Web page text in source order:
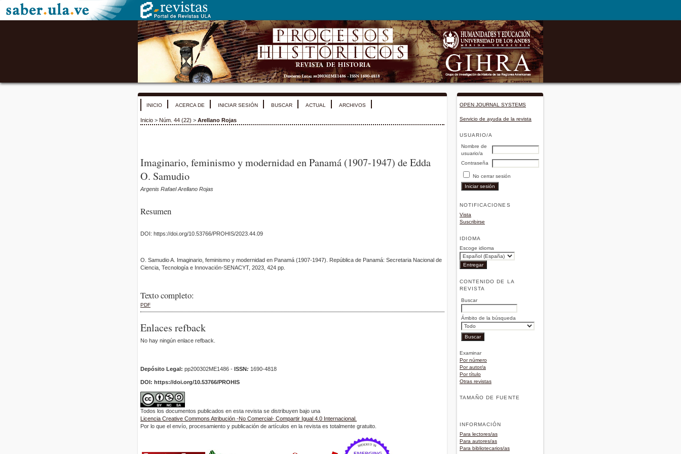
OPEN JOURNAL SYSTEMS
Servicio de ayuda de la revista
USUARIO/A
Nombre de
usuario/a
Contraseña
No cerrar sesión
NOTIFICACIONES
Vista
Suscribirse
IDIOMA
Escoge idioma
CONTENIDO DE LA
REVISTA
Buscar
Ámbito de la búsqueda
Examinar
Por número
Por autor/a
Por título
Otras revistas
TAMAÑO DE FUENTE
INFORMACIÓN
Para lectores/as
Para autores/as
Para bibliotecarios/as
INICIO ACERCA DE INICIAR SESIÓN BUSCAR ACTUAL ARCHIVOS
Inicio > Núm. 44 (22) > Arellano Rojas
Imaginario, feminismo y modernidad en Panamá (1907-1947) de Edda
O. Samudio
Argenis Rafael Arellano Rojas
Resumen
DOI: https://doi.org/10.53766/PROHIS/2023.44.09
O. Samudio A. Imaginario, feminismo y modernidad en Panamá (1907-1947). República de Panamá: Secretaria Nacional de
Ciencia, Tecnología e Innovación-SENACYT, 2023, 424 pp.
Texto completo:
PDF
Enlaces refback
No hay ningún enlace refback.
Depósito Legal: pp200302ME1486 - ISSN: 1690-4818
DOI: https://doi.org/10.53766/PROHIS
Todos los documentos publicados en esta revista se distribuyen bajo una
Licencia Creative Commons Atribución -No Comercial- Compartir Igual 4.0 Internacional.
Por lo que el envío, procesamiento y publicación de artículos en la revista es totalmente gratuito.